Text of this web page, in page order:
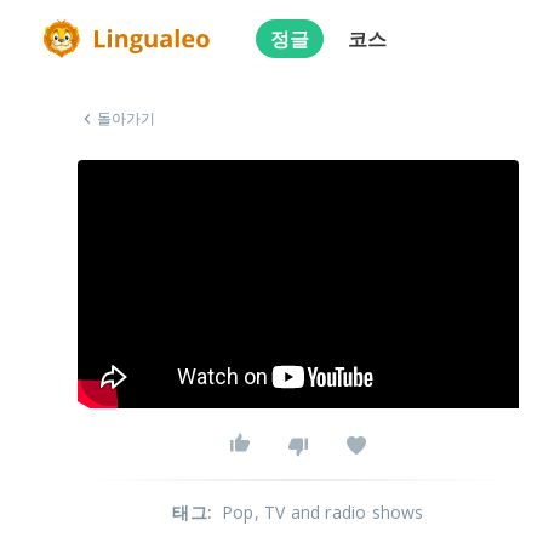
정글 코스
돌아가기
태그: Pop, TV and radio shows